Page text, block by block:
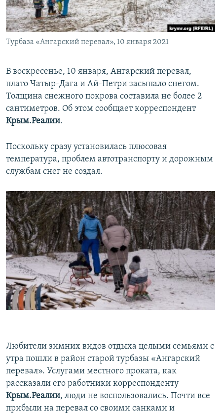
ПОБЕДИТЕЛЕЙ НЕ СУДЯТ?
КРЫМ.НЕПОКОРЕННЫЙ
ELIFBE
ПРИСОЕДИНЯЙТЕСЬ!
Все сайты RFE/RL
Турбаза «Ангарский перевал», 10 января 2021
В воскресенье, 10 января, Ангарский перевал,
плато Чатыр-Дага и Ай-Петри засыпало снегом.
Толщина снежного покрова составила не более 2
сантиметров. Об этом сообщает корреспондент
Крым.Реалии.
Поскольку сразу установилась плюсовая
температура, проблем автотранспорту и дорожным
службам снег не создал.
Любители зимних видов отдыха целыми семьями с
утра пошли в район старой турбазы «Ангарский
перевал». Услугами местного проката, как
рассказали его работники корреспонденту
Крым.Реалии, люди не воспользовались. Почти все
прибыли на перевал со своими санками и